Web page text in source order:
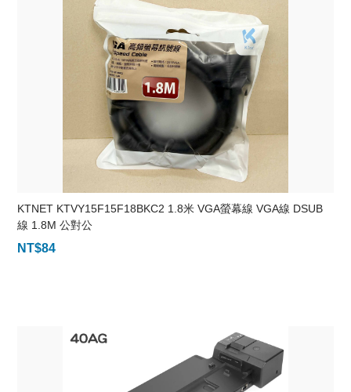
KTNET KTVY15F15F18BKC2 1.8米 VGA螢幕線 VGA線 DSUB
線 1.8M 公對公
NT$84